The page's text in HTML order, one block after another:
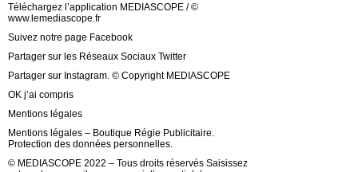
Téléchargez l’application MEDIASCOPE / ©
www.lemediascope.fr
Suivez notre page Facebook
Partager sur les Réseaux Sociaux Twitter
Partager sur Instagram. © Copyright MEDIASCOPE
OK j’ai compris
Mentions légales
Mentions légales – Boutique Régie Publicitaire.
Protection des données personnelles.
© MEDIASCOPE 2022 – Tous droits réservés Saisissez